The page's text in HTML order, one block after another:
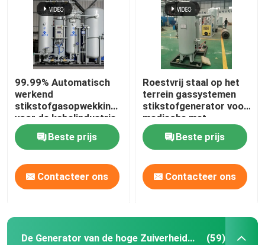
Modulaire stikstofgenerator
Modulaire Zuurstofgenerator
99.99% Automatisch
werkend
stikstofgasopwekkingssysteem
voor de kabelindustrie
Beste prijs
Contacteer ons
Roestvrij staal op het
terrein gassystemen
stikstofgenerator voor
medische met
sterilisator
Beste prijs
Contacteer ons
De Generator van de hoge Zuiverheidsstikstof (59)